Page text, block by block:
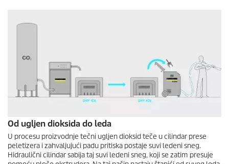
Od ugljen dioksida do leda
U procesu proizvodnje tečni ugljen dioksid teče u cilindar prese
peletizera i zahvaljujući padu pritiska postaje suvi ledeni sneg.
Hidraulični cilindar sabija taj suvi ledeni sneg, koji se zatim presuje